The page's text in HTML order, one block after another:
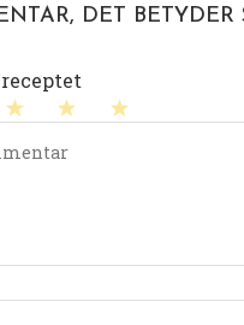
DET BETYDER
stjärnor
stjärnor